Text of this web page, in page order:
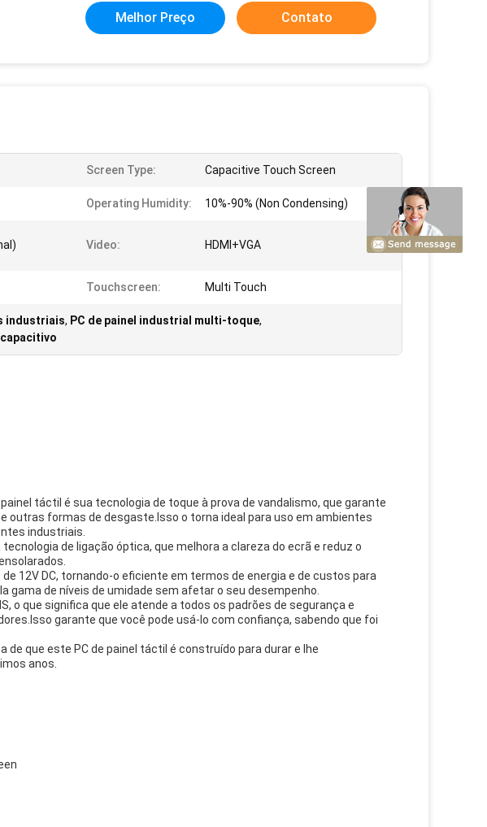
Melhor Preço Contato
Screen Type: Capacitive Touch Screen
Operating Humidity: 10%-90% (Non Condensing)
Video: HDMI+VGA
Touchscreen: Multi Touch
industriais, PC de painel industrial multi-toque,
táctil é sua tecnologia de toque à prova de vandalismo, que garante
outras formas de desgaste.Isso o torna ideal para uso em ambientes
industriais.
de ligação óptica, que melhora a clareza do ecrã e reduz o
12V DC, tornando-o eficiente em termos de energia e de custos para
gama de níveis de umidade sem afetar o seu desempenho.
o que significa que ele atende a todos os padrões de segurança e
garante que você pode usá-lo com confiança, sabendo que foi
que este PC de painel táctil é construído para durar e lhe
anos.